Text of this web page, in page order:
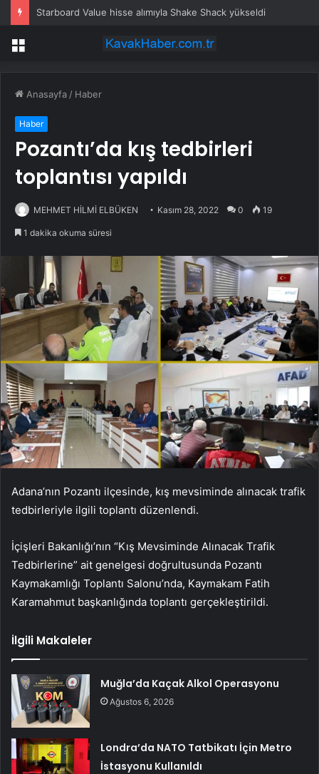
Starboard Value hisse alımıyla Shake Shack yükseldi
Menü
Anasayfa / Haber
Haber
Pozantı’da kış tedbirleri
toplantısı yapıldı
MEHMET HİLMİ ELBÜKEN Kasım 28, 2022 0 19
1 dakika okuma süresi
Adana’nın Pozantı ilçesinde, kış mevsiminde alınacak trafik
tedbirleriyle ilgili toplantı düzenlendi.
İçişleri Bakanlığı’nın “Kış Mevsiminde Alınacak Trafik
Tedbirlerine” ait genelgesi doğrultusunda Pozantı
Kaymakamlığı Toplantı Salonu’nda, Kaymakam Fatih
Karamahmut başkanlığında toplantı gerçekleştirildi.
İlgili Makaleler
Muğla’da Kaçak Alkol Operasyonu
Ağustos 6, 2026
Londra’da NATO Tatbikatı İçin Metro
İstasyonu Kullanıldı